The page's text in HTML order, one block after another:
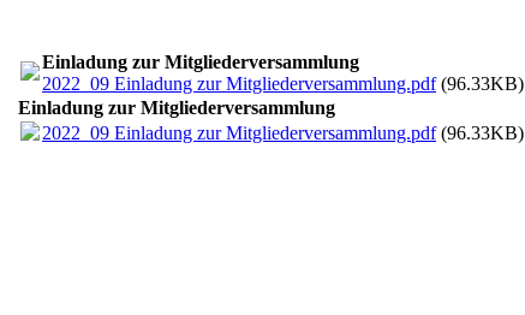
Einladung zur Mitgliederversammlung
2022_09 Einladung zur Mitgliederversammlung.pdf(96.33KB)
Einladung zur Mitgliederversammlung
2022_09 Einladung zur Mitgliederversammlung.pdf(96.33KB)